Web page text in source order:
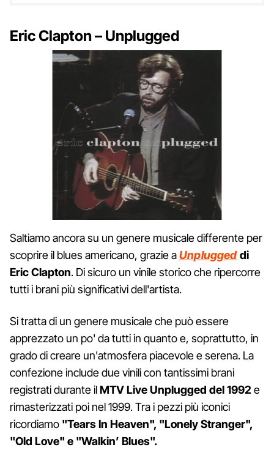
Eric Clapton – Unplugged
Saltiamo ancora su un genere musicale differente per
scoprire il blues americano, grazie aUnpluggeddi
Eric Clapton. Di sicuro un vinile storico che ripercorre
tutti i brani più significativi dell'artista.
Si tratta di un genere musicale che può essere
apprezzato un po' da tutti in quanto e, soprattutto, in
grado di creare un'atmosfera piacevole e serena. La
confezione include due vinili con tantissimi brani
registrati durante ilMTV Live Unplugged del 1992e
rimasterizzati poi nel 1999. Tra i pezzi più iconici
ricordiamo "Tears In Heaven", "Lonely Stranger",
"Old Love" e "Walkin’ Blues".